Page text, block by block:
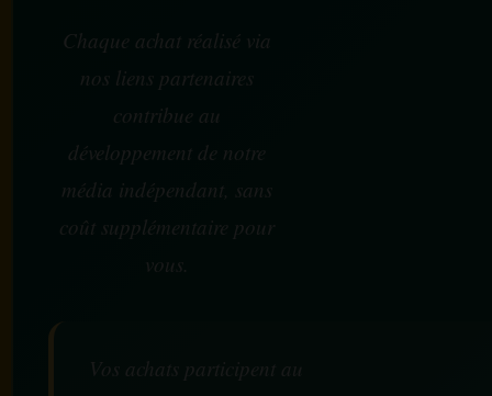
Chaque achat réalisé via
nos liens partenaires
contribue au
développement de notre
média indépendant, sans
coût supplémentaire pour
vous.